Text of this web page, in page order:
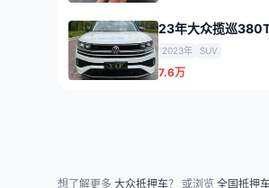
23年大众揽巡
2023年 SUV
7.6万
想了解更多 大众抵押车？ 或浏览 全国抵押